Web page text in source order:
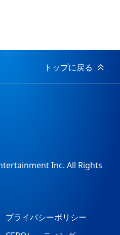
トップに戻る
Inc. All Rights
プライバシーポリシー